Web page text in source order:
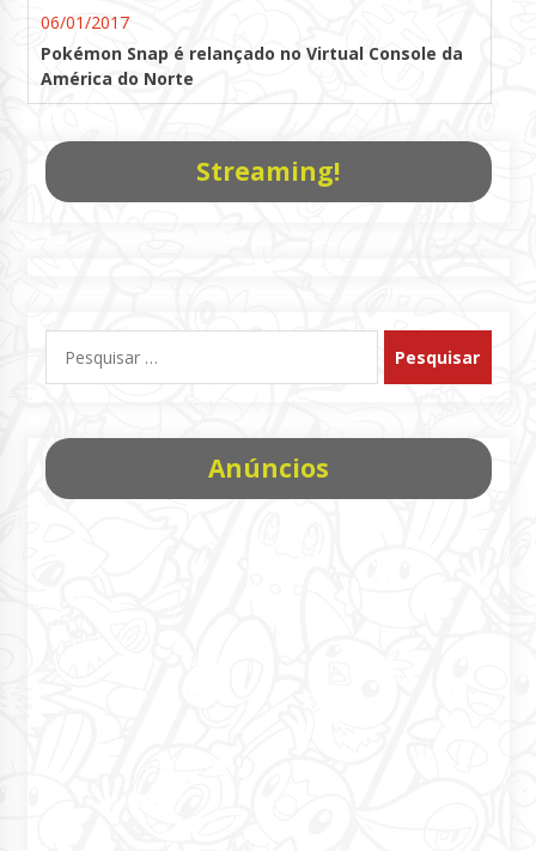
06/01/2017
Pokémon Snap é relançado no Virtual Console da
América do Norte
Streaming!
por:
Anúncios